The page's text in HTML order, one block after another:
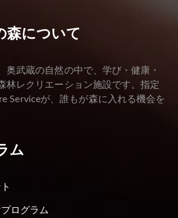
森について
奥武蔵の自然の中で、学び・健康・
林レクリエーション施設です。指定
Serviceが、誰もが森に入れる機会を
ム
ログラム